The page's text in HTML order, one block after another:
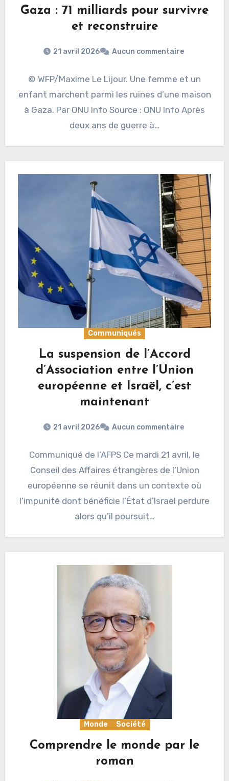
Gaza : 71 milliards pour survivre
et reconstruire
21 avril 2026 Aucun commentaire
© WFP/Maxime Le Lijour. Une femme et un
enfant marchent parmi les ruines d’une maison
à Gaza. Par ONU Info Source : ONU Info Après
deux ans de guerre à…
Communiqués
La suspension de l’Accord
d’Association entre l’Union
européenne et Israël, c’est
maintenant
21 avril 2026 Aucun commentaire
Communiqué de l’AFPS Ce mardi 21 avril, le
Conseil des Affaires étrangères de l’Union
européenne se réunit dans un contexte où
l’impunité dont bénéficie l’État d’Israël perdure
alors qu’il poursuit…
Monde Société
Comprendre le monde par le
roman